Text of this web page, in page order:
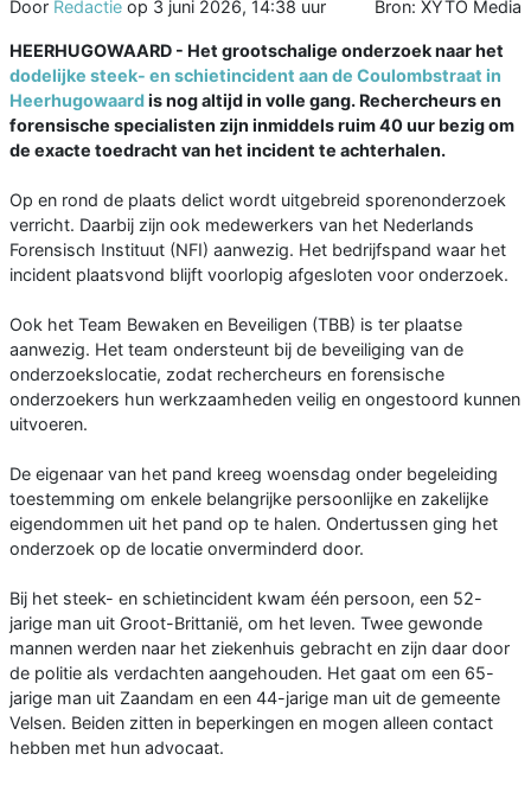
Door Redactie op 3 juni 2026, 14:38 uur Bron: XYTO Media
HEERHUGOWAARD - Het grootschalige onderzoek naar het
dodelijke steek- en schietincident aan de Coulombstraat in
Heerhugowaardis nog altijd in volle gang. Rechercheurs en
forensische specialisten zijn inmiddels ruim 40 uur bezig om
de exacte toedracht van het incident te achterhalen.
Op en rond de plaats delict wordt uitgebreid sporenonderzoek
verricht. Daarbij zijn ook medewerkers van het Nederlands
Forensisch Instituut (NFI) aanwezig. Het bedrijfspand waar het
incident plaatsvond blijft voorlopig afgesloten voor onderzoek.
Ook het Team Bewaken en Beveiligen (TBB) is ter plaatse
aanwezig. Het team ondersteunt bij de beveiliging van de
onderzoekslocatie, zodat rechercheurs en forensische
onderzoekers hun werkzaamheden veilig en ongestoord kunnen
uitvoeren.
De eigenaar van het pand kreeg woensdag onder begeleiding
toestemming om enkele belangrijke persoonlijke en zakelijke
eigendommen uit het pand op te halen. Ondertussen ging het
onderzoek op de locatie onverminderd door.
Bij het steek- en schietincident kwam één persoon, een 52-
jarige man uit Groot-Brittanië, om het leven. Twee gewonde
mannen werden naar het ziekenhuis gebracht en zijn daar door
de politie als verdachten aangehouden. Het gaat om een 65-
jarige man uit Zaandam en een 44-jarige man uit de gemeente
Velsen. Beiden zitten in beperkingen en mogen alleen contact
hebben met hun advocaat.